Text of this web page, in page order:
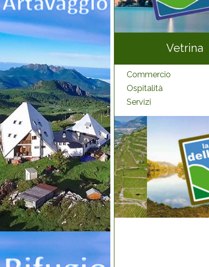
Vetrina
Commercio
Ospitalità
Servizi